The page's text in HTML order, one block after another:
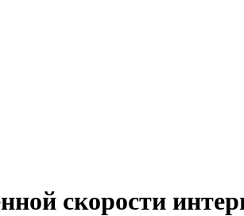
скорости